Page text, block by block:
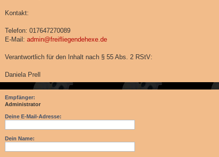
Kontakt:
Telefon: 017647270089
E-Mail: admin@freifliegendehexe.de
Verantwortlich für den Inhalt nach § 55 Abs. 2 RStV:
Daniela Prell
Empfänger:
Administrator
Deine E-Mail-Adresse:
Dein Name: